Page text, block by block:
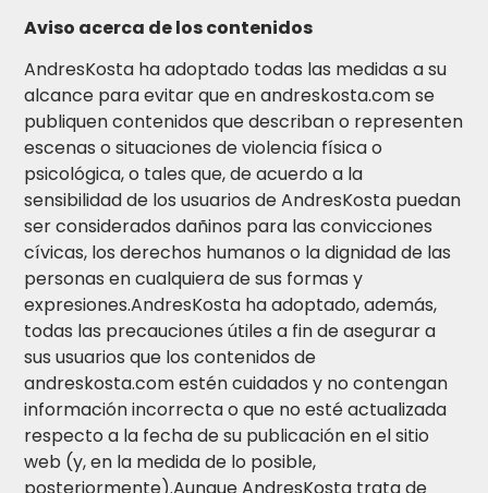
Aviso acerca de los contenidos
AndresKosta ha adoptado todas las medidas a su
alcance para evitar que en andreskosta.com se
publiquen contenidos que describan o representen
escenas o situaciones de violencia física o
psicológica, o tales que, de acuerdo a la
sensibilidad de los usuarios de AndresKosta puedan
ser considerados dañinos para las convicciones
cívicas, los derechos humanos o la dignidad de las
personas en cualquiera de sus formas y
expresiones.AndresKosta ha adoptado, además,
todas las precauciones útiles a fin de asegurar a
sus usuarios que los contenidos de
andreskosta.com estén cuidados y no contengan
información incorrecta o que no esté actualizada
respecto a la fecha de su publicación en el sitio
web (y, en la medida de lo posible,